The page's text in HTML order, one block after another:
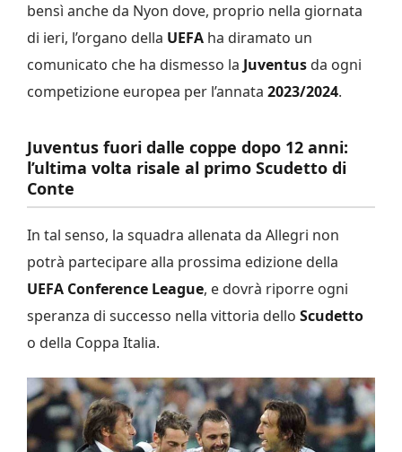
bensì anche da Nyon dove, proprio nella giornata
di ieri, l’organo della UEFA ha diramato un
comunicato che ha dismesso la Juventus da ogni
competizione europea per l’annata 2023/2024.
Juventus fuori dalle coppe dopo 12 anni:
l’ultima volta risale al primo Scudetto di
Conte
In tal senso, la squadra allenata da Allegri non
potrà partecipare alla prossima edizione della
UEFA Conference League, e dovrà riporre ogni
speranza di successo nella vittoria dello Scudetto
o della Coppa Italia.